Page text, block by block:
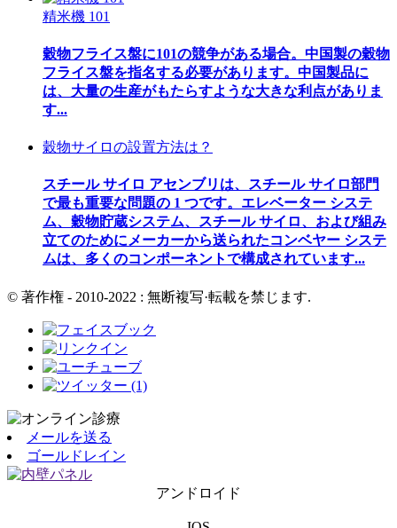
精米機 101
穀物フライス盤に101の競争がある場合。中国製の穀物
フライス盤を指名する必要があります。中国製品に
は、大量の生産がもたらすような大きな利点がありま
す...
穀物サイロの設置方法は？
スチール サイロ アセンブリは、スチール サイロ部門
で最も重要な問題の 1 つです。エレベーター システ
ム、穀物貯蔵システム、スチール サイロ、および組み
立てのためにメーカーから送られたコンベヤー システ
ムは、多くのコンポーネントで構成されています...
© 著作権 - 2010-2022 : 無断複写·転載を禁じます.
メールを送る
ゴールドレイン
アンドロイド